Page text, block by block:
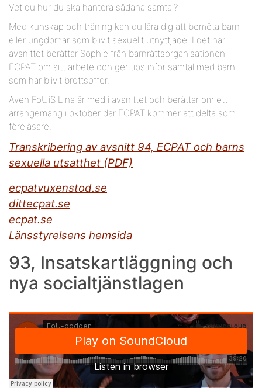
Vet du hur du ska hantera sådana samtal?
Med kunskap och träning kan du lära dig att bemöta barn
eller ungdomar som blivit sexuellt utnyttjade. I det här
avsnittet berättar Sophie från barnrättsorganisationen
ECPAT om sitt arbete och ger tips inför samtal med barn
som har blivit brottsoffer.
Även FoUiS Lina är med i avsnittet och berättar om ett
arrangemang i oktober där ECPAT kommer att delta som
föreläsare.
Transkribering av avsnitt 94, ECPAT och barns
sexuella utsatthet (PDF)
ecpatvuxenstod.se
dittecpat.se
ecpat.se
Länsstyrelsens hemsida
93, Insatskartläggning och
nya socialtjänstlagen